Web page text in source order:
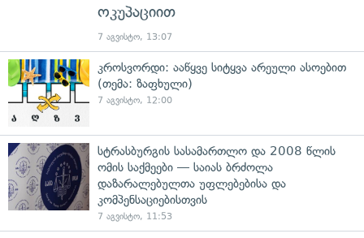
ოკუპაციით
7 აგვისტო, 13:07
კროსვორდი: ააწყვე სიტყვა არეული ასოებით
(თემა: ზაფხული)
7 აგვისტო, 12:00
სტრასბურგის სასამართლო და 2008 წლის
ომის საქმეები — საიას ბრძოლა
დაზარალებულთა უფლებებისა და
კომპენსაციებისთვის
7 აგვისტო, 11:53